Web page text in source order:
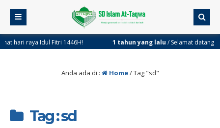
raya Idul Fitri 1446H! 1 tahun yang lalu/ Selamat datang di
Anda ada di : Home/Tag "sd"
Tag : sd